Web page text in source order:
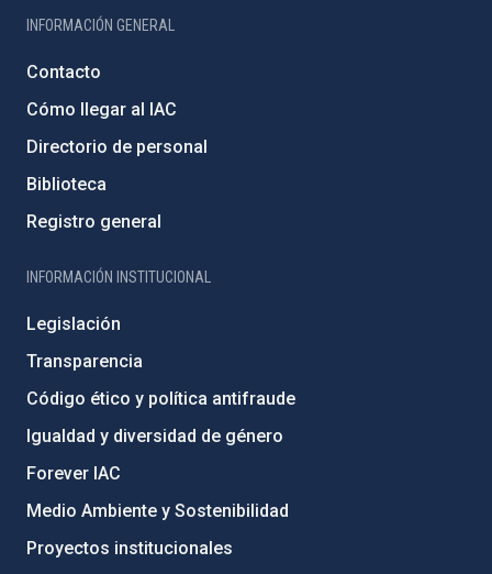
INFORMACIÓN GENERAL
Contacto
Cómo llegar al IAC
Directorio de personal
Biblioteca
Registro general
INFORMACIÓN INSTITUCIONAL
Legislación
Transparencia
Código ético y política antifraude
Igualdad y diversidad de género
Forever IAC
Medio Ambiente y Sostenibilidad
Proyectos institucionales